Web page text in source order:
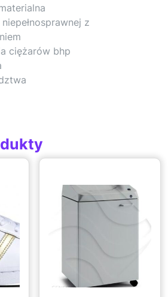
z
ciężarów bhp